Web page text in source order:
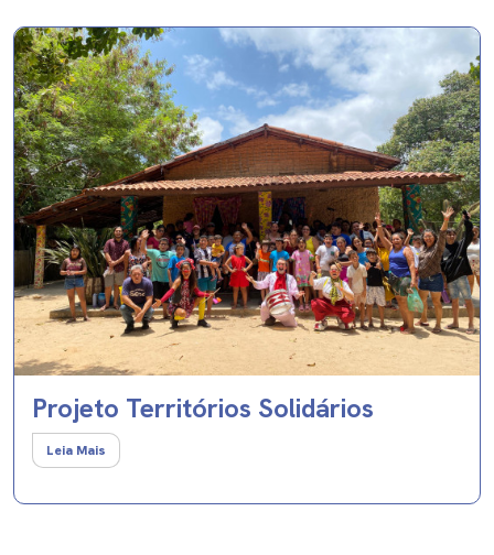
Projeto Territórios Solidários
Leia Mais